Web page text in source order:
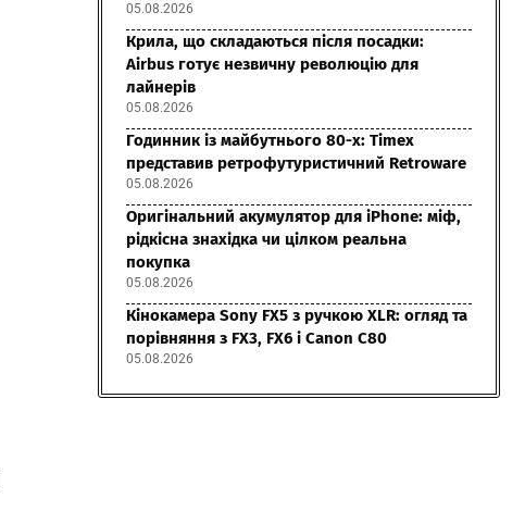
05.08.2026
Крила, що складаються після посадки:
Airbus готує незвичну революцію для
лайнерів
05.08.2026
Годинник із майбутнього 80-х: Timex
представив ретрофутуристичний Retroware
05.08.2026
Оригінальний акумулятор для iPhone: міф,
рідкісна знахідка чи цілком реальна
покупка
05.08.2026
Кінокамера Sony FX5 з ручкою XLR: огляд та
порівняння з FX3, FX6 і Canon C80
05.08.2026